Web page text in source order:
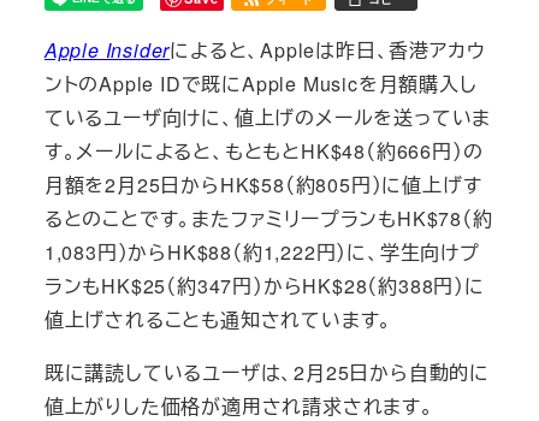
Apple Insiderによると、Appleは昨日、香港アカウ
ントのApple IDで既にApple Musicを月額購入し
ているユーザ向けに、値上げのメールを送っていま
す。メールによると、もともとHK$48（約666円）の
月額を2月25日からHK$58（約805円）に値上げす
るとのことです。またファミリープランもHK$78（約
1,083円）からHK$88（約1,222円）に、学生向けプ
ランもHK$25（約347円）からHK$28（約388円）に
値上げされることも通知されています。
既に講読しているユーザは、2月25日から自動的に
値上がりした価格が適用され請求されます。